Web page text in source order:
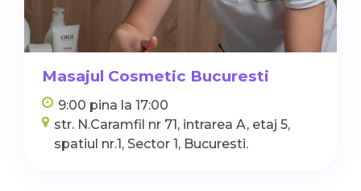
Masajul Cosmetic Bucuresti
9:00 pina la 17:00
str. N.Caramfil nr 71, intrarea A, etaj 5,
spatiul nr.1, Sector 1, Bucuresti.